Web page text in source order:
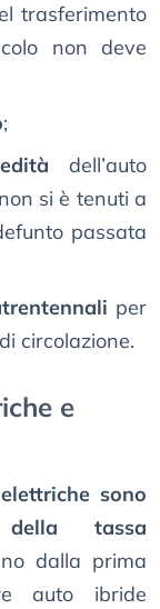
trasferimento
non deve
;
dell’auto
si è tenuti a
passata
per
circolazione.
e
sono
tassa
dalla prima
auto ibride